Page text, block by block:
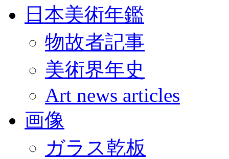
日本美術年鑑
物故者記事
美術界年史
Art news articles
画像
ガラス乾板